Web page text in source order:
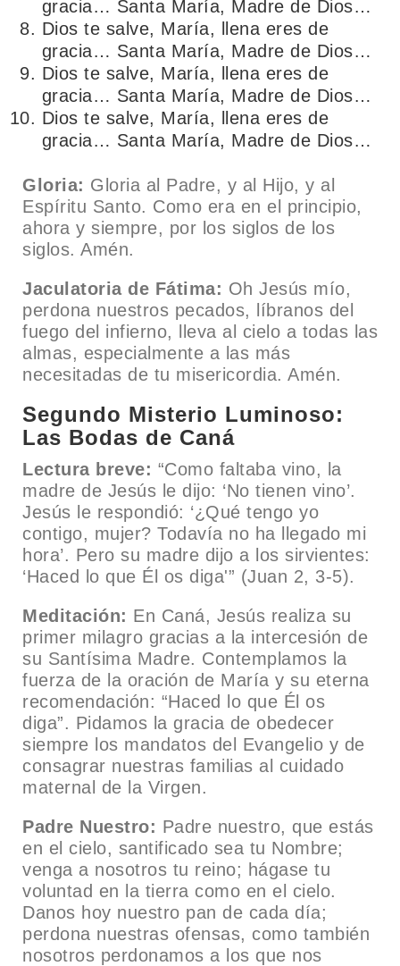
gracia… Santa María, Madre de Dios…
Dios te salve, María, llena eres de
gracia… Santa María, Madre de Dios…
Dios te salve, María, llena eres de
gracia… Santa María, Madre de Dios…
Dios te salve, María, llena eres de
gracia… Santa María, Madre de Dios…
Gloria: Gloria al Padre, y al Hijo, y al
Espíritu Santo. Como era en el principio,
ahora y siempre, por los siglos de los
siglos. Amén.
Jaculatoria de Fátima: Oh Jesús mío,
perdona nuestros pecados, líbranos del
fuego del infierno, lleva al cielo a todas las
almas, especialmente a las más
necesitadas de tu misericordia. Amén.
Segundo Misterio Luminoso:
Las Bodas de Caná
Lectura breve: “Como faltaba vino, la
madre de Jesús le dijo: ‘No tienen vino’.
Jesús le respondió: ‘¿Qué tengo yo
contigo, mujer? Todavía no ha llegado mi
hora’. Pero su madre dijo a los sirvientes:
‘Haced lo que Él os diga'” (Juan 2, 3-5).
Meditación: En Caná, Jesús realiza su
primer milagro gracias a la intercesión de
su Santísima Madre. Contemplamos la
fuerza de la oración de María y su eterna
recomendación: “Haced lo que Él os
diga”. Pidamos la gracia de obedecer
siempre los mandatos del Evangelio y de
consagrar nuestras familias al cuidado
maternal de la Virgen.
Padre Nuestro: Padre nuestro, que estás
en el cielo, santificado sea tu Nombre;
venga a nosotros tu reino; hágase tu
voluntad en la tierra como en el cielo.
Danos hoy nuestro pan de cada día;
perdona nuestras ofensas, como también
nosotros perdonamos a los que nos